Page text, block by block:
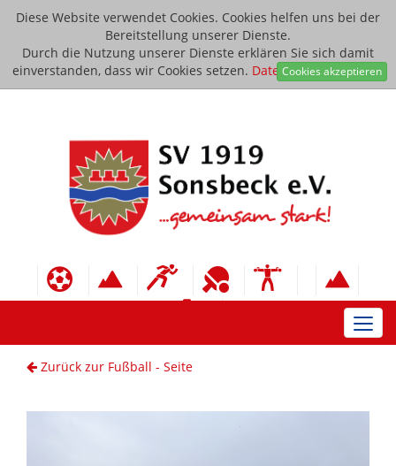
Diese Website verwendet Cookies. Cookies helfen uns bei der
Bereitstellung unserer Dienste.
Durch die Nutzung unserer Dienste erklären Sie sich damit
einverstanden, dass wir Cookies setzen. Datenschutzerklärung
Cookies akzeptieren
Zurück zur Fußball - Seite